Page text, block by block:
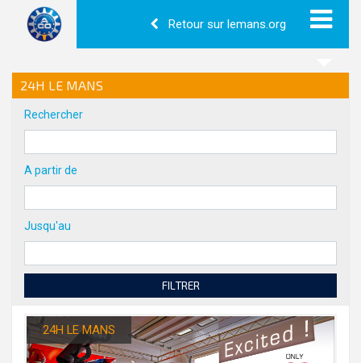
Retour sur lemans.org
24H LE MANS
Rechercher
A partir de
Jusqu'au
FILTRER
24H LE MANS